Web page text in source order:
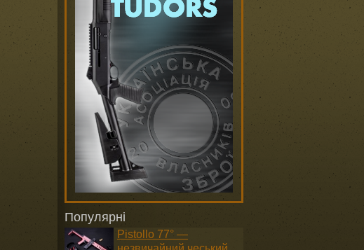
Популярні
Pistollo 77° —